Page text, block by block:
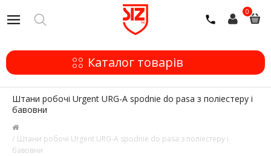
0
Каталог товарів
Штани робочі Urgent URG-A spodnie do pasa з поліестеру і
бавовни
Штани робочі Urgent URG-A spodnie do pasa з поліестеру і
бавовни